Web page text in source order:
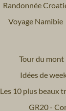
Randonnée
Voyage Namibie
Tour du mont
Idées de
Les 10 plus beaux
GR20 -